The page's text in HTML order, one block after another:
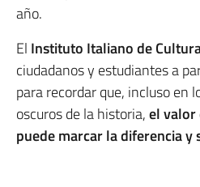
año.
El Instituto Italiano de
ciudadanos y estudiantes a
para recordar que, incluso en
oscuros de la historia,el valor
puede marcar la diferencia y